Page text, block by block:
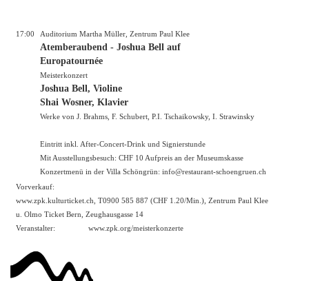
17:00 Auditorium Martha Müller, Zentrum Paul Klee
Atemberaubend - Joshua Bell auf
Europatournée
Meisterkonzert
Joshua Bell, Violine
Shai Wosner, Klavier
Werke von J. Brahms, F. Schubert, P.I. Tschaikowsky, I. Strawinsky
Eintritt inkl. After-Concert-Drink und Signierstunde
Mit Ausstellungsbesuch: CHF 10 Aufpreis an der Museumskasse
Konzertmenü in der Villa Schöngrün: info@restaurant-schoengruen.ch
Vorverkauf:
www.zpk.kulturticket.ch , T0900 585 887 (CHF 1.20/Min.), Zentrum Paul Klee
u. Olmo Ticket Bern, Zeughausgasse 14
Veranstalter:
www.zpk.org/meisterkonzerte